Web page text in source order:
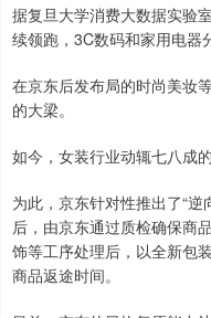
据复旦大学消费大数据实验
续领跑，3C数码和家用电器
在京东后发布局的时尚美妆
的大梁。
如今，女装行业动辄七八成
为此，京东针对性推出了“
后，由京东通过质检确保商
饰等工序处理后，以全新包
商品返途时间。